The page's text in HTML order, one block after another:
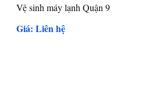
Vệ sinh máy lạnh Quận 9
Giá: Liên hệ